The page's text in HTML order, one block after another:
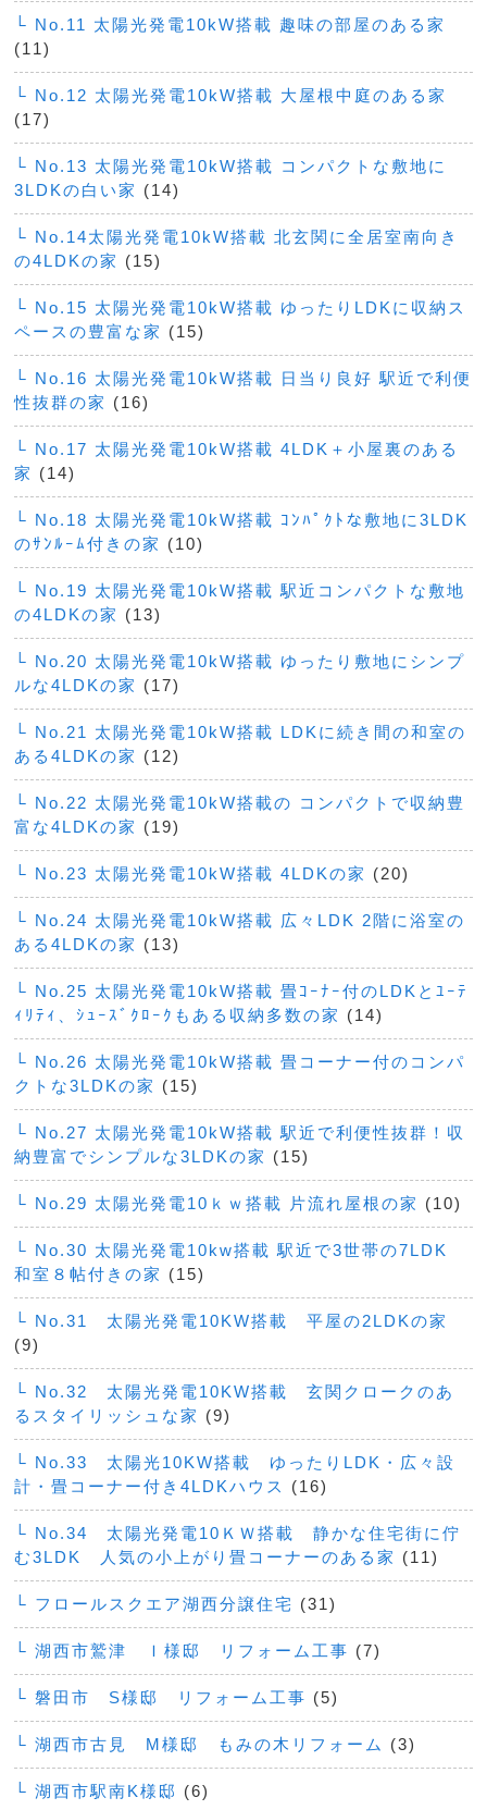
└ No.11 太陽光発電10kW搭載 趣味の部屋のある家
(11)
└ No.12 太陽光発電10kW搭載 大屋根中庭のある家
(17)
└ No.13 太陽光発電10kW搭載 コンパクトな敷地に
3LDKの白い家 (14)
└ No.14太陽光発電10kW搭載 北玄関に全居室南向き
の4LDKの家 (15)
└ No.15 太陽光発電10kW搭載 ゆったりLDKに収納ス
ペースの豊富な家 (15)
└ No.16 太陽光発電10kW搭載 日当り良好 駅近で利便
性抜群の家 (16)
└ No.17 太陽光発電10kW搭載 4LDK＋小屋裏のある
家 (14)
└ No.18 太陽光発電10kW搭載 ｺﾝﾊﾟｸﾄな敷地に3LDK
のｻﾝﾙｰﾑ付きの家 (10)
└ No.19 太陽光発電10kW搭載 駅近コンパクトな敷地
の4LDKの家 (13)
└ No.20 太陽光発電10kW搭載 ゆったり敷地にシンプ
ルな4LDKの家 (17)
└ No.21 太陽光発電10kW搭載 LDKに続き間の和室の
ある4LDKの家 (12)
└ No.22 太陽光発電10kW搭載の コンパクトで収納豊
富な4LDKの家 (19)
└ No.23 太陽光発電10kW搭載 4LDKの家 (20)
└ No.24 太陽光発電10kW搭載 広々LDK 2階に浴室の
ある4LDKの家 (13)
└ No.25 太陽光発電10kW搭載 畳ｺｰﾅｰ付のLDKとﾕｰﾃ
ｨﾘﾃｨ、ｼｭｰｽﾞｸﾛｰｸもある収納多数の家 (14)
└ No.26 太陽光発電10kW搭載 畳コーナー付のコンパ
クトな3LDKの家 (15)
└ No.27 太陽光発電10kW搭載 駅近で利便性抜群！収
納豊富でシンプルな3LDKの家 (15)
└ No.29 太陽光発電10ｋｗ搭載 片流れ屋根の家 (10)
└ No.30 太陽光発電10kw搭載 駅近で3世帯の7LDK
和室８帖付きの家 (15)
└ No.31 太陽光発電10KW搭載 平屋の2LDKの家
(9)
└ No.32 太陽光発電10KW搭載 玄関クロークのあ
るスタイリッシュな家 (9)
└ No.33 太陽光10KW搭載 ゆったりLDK・広々設
計・畳コーナー付き4LDKハウス
(16)
└ No.34 太陽光発電10ＫＷ搭載 静かな住宅街に佇
む3LDK 人気の小上がり畳コーナーのある家 (11)
└ フロールスクエア湖西分譲住宅 (31)
└ 湖西市鷲津 Ｉ様邸 リフォーム工事 (7)
└ 磐田市 S様邸 リフォーム工事 (5)
└ 湖西市古見 M様邸 もみの木リフォーム (3)
└ 湖西市駅南K様邸 (6)